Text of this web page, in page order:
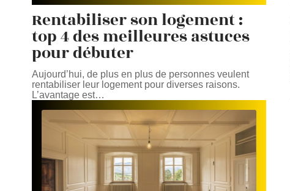
Rentabiliser son logement :
top 4 des meilleures astuces
pour débuter
Aujourd’hui, de plus en plus de personnes veulent
rentabiliser leur logement pour diverses raisons.
L’avantage est…